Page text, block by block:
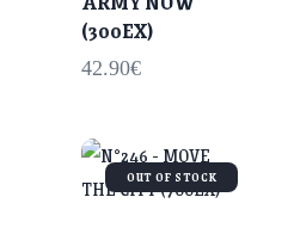
(300EX)
42.90€
OUT OF STOCK